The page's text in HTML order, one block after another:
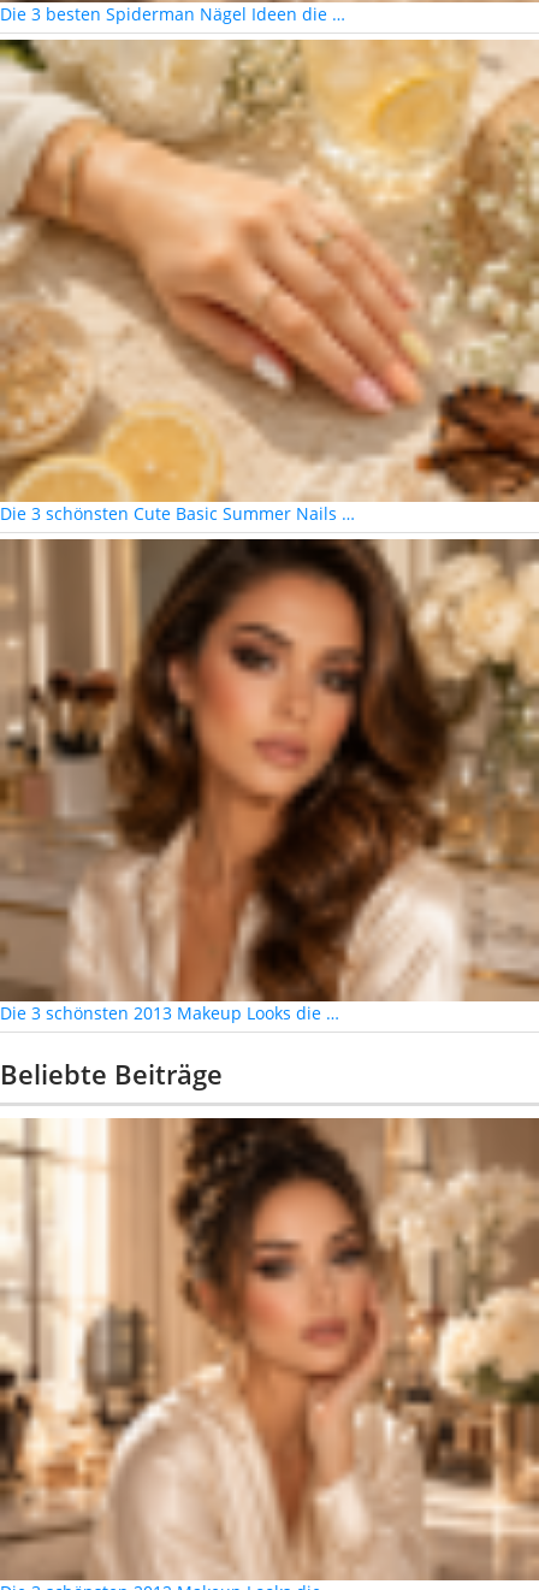
Die 3 besten Spiderman Nägel Ideen die …
Die 3 schönsten Cute Basic Summer Nails …
Die 3 schönsten 2013 Makeup Looks die …
Beliebte Beiträge